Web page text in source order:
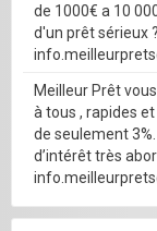
de 1000€ a 10
d'un prêt sérieux
Meilleur Prêt
à tous , rapides
de seulement
d’intérêt très